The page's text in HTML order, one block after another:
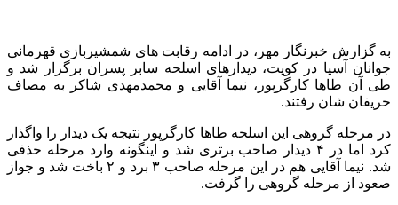
به گزارش خبرنگار مهر، در ادامه رقابت های شمشیربازی قهرمانی
جوانان آسیا در کویت، دیدارهای اسلحه سابر پسران برگزار شد و
طی آن طاها کارگرپور، نیما آقایی و محمدمهدی شاکر به مصاف
حریفان شان رفتند.
در مرحله گروهی این اسلحه طاها کارگرپور نتیجه یک دیدار را واگذار
کرد اما در ۴ دیدار صاحب برتری شد و اینگونه وارد مرحله حذفی
شد. نیما آقایی هم در این مرحله صاحب ۳ برد و ۲ باخت شد و جواز
صعود از مرحله گروهی را گرفت.